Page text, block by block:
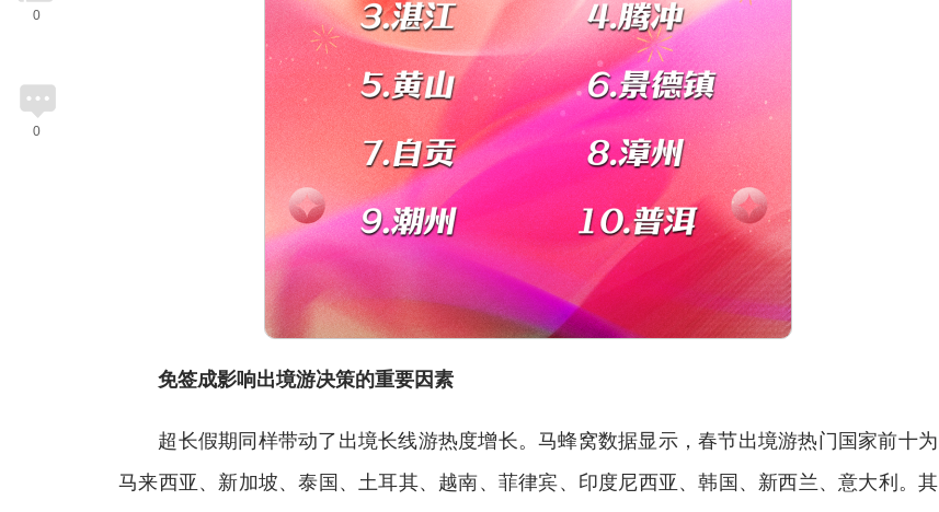
免签成影响出境游决策的重要因素
超长假期同样带动了出境长线游热度增长。马蜂窝数据显示，春节出境游热门国家前十为
马来西亚、新加坡、泰国、土耳其、越南、菲律宾、印度尼西亚、韩国、新西兰、意大利。其
0
0